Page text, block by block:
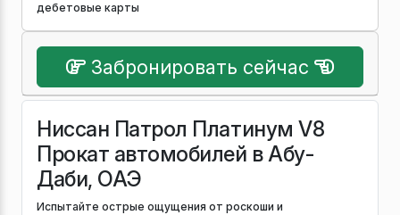
дебетовые карты
Забронировать сейчас
Ниссан Патрол Платинум V8
Прокат автомобилей в Абу-
Даби, ОАЭ
Испытайте острые ощущения от роскоши и